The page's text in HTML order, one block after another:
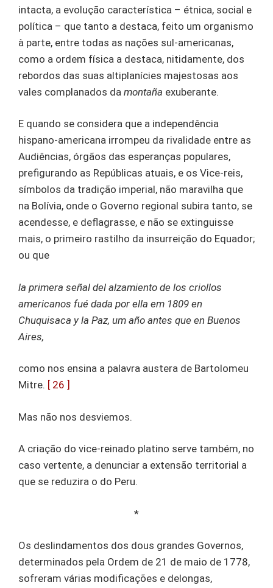
intacta, a evolução característica – étnica, social e
política – que tanto a destaca, feito um organismo
à parte, entre todas as nações sul-americanas,
como a ordem física a destaca, nitidamente, dos
rebordos das suas altiplanícies majestosas aos
vales complanados da montaña exuberante.
E quando se considera que a independência
hispano-americana irrompeu da rivalidade entre as
Audiências, órgãos das esperanças populares,
prefigurando as Repúblicas atuais, e os Vice-reis,
símbolos da tradição imperial, não maravilha que
na Bolívia, onde o Governo regional subira tanto, se
acendesse, e deflagrasse, e não se extinguisse
mais, o primeiro rastilho da insurreição do Equador;
ou que
la primera señal del alzamiento de los criollos
americanos fué dada por ella em 1809 en
Chuquisaca y la Paz, um año antes que en Buenos
Aires,
como nos ensina a palavra austera de Bartolomeu
Mitre. [ 26 ]
Mas não nos desviemos.
A criação do vice-reinado platino serve também, no
caso vertente, a denunciar a extensão territorial a
que se reduzira o do Peru.
*
Os deslindamentos dos dous grandes Governos,
determinados pela Ordem de 21 de maio de 1778,
sofreram várias modificações e delongas,